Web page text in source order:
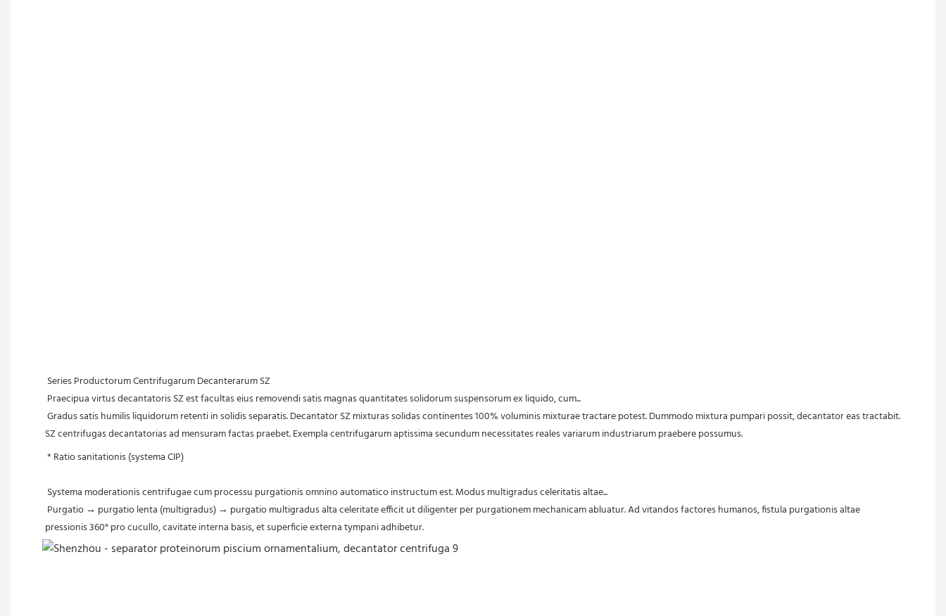
Series Productorum Centrifugarum Decanterarum SZ
Praecipua virtus decantatoris SZ est facultas eius removendi satis magnas quantitates solidorum suspensorum ex liquido, cum...
SZ centrifugas decantatorias ad mensuram factas praebet. Exempla centrifugarum aptissima secundum necessitates reales variarum industriarum praebere possumus.
* Ratio sanitationis (systema CIP)
Systema moderationis centrifugae cum processu purgationis omnino automatico instructum est. Modus multigradus celeritatis altae...
pressionis 360° pro cucullo, cavitate interna basis, et superficie externa tympani adhibetur.